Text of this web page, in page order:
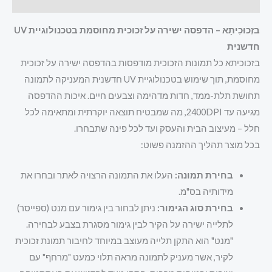
בזְכוּכִיתָא – הדפסה ישירה על זכוכית מחוסמת בטכנולוגיית UV
חדשנית
בזכוכיתא כל תמונות הזכוכית מודפסות בהדפסה ישירה על זכוכית
מחוסמת, תוך שימוש בטכנולוגיית UV חדשנית המעניקה לתמונה
תחושת תלת-ממד, חדות מדהימה וצבעים חיים. איכות ההדפסה
מגיעה עד 2400DPI, מה שמבטיח תוצאה יוקרתית ומתאימה לכל
חלל – מעיצוב הבית והעסק ועד לכל פינה שתבחרו.
בכל מוצר תהליך ההזמנה פשוט:
בחירת תמונה: העלו את התמונה הרצויה לאתר ובחרו את
מידותיה בס"מ.
בחירת סוג הגימור: ניתן לבחור בין גימור עם מנט (ספייסר)
לתלייה ישירה על הקיר לבין גימור מסגרת בצבע לבחירה.
"מנט" הוא התקן תלייה מעוצב במיוחד לחיבור תמונת זכוכית
לקיר, אשר מעניק לתמונה מראה תלוי כמעט "מרחף" עם